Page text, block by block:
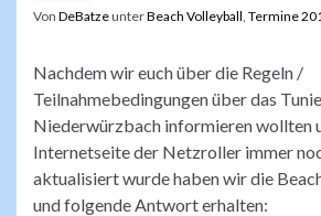
Von DeBatzeunterBeach Volleyball Termine
Nachdem wir euch über die Regeln /
Teilnahmebedingungen über das
Niederwürzbach informieren wollten
Internetseite der Netzroller immer
aktualisiert wurde haben wir die
und folgende Antwort erhalten: